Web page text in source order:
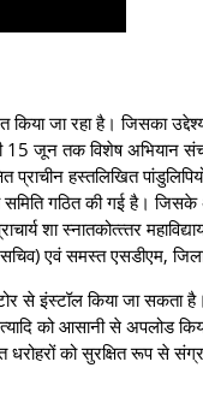
जा रहा है। जिसका
जून तक विशेष अभियान
हस्तलिखित
गठित की गई है।
शा स्‍नातकोत्‍त्‍तर
सचिव) एवं समस्‍त एसडीएम,
से इंस्‍टॉल किया जा सकता
को आसानी से अपलोड
को सुरक्षित रूप से